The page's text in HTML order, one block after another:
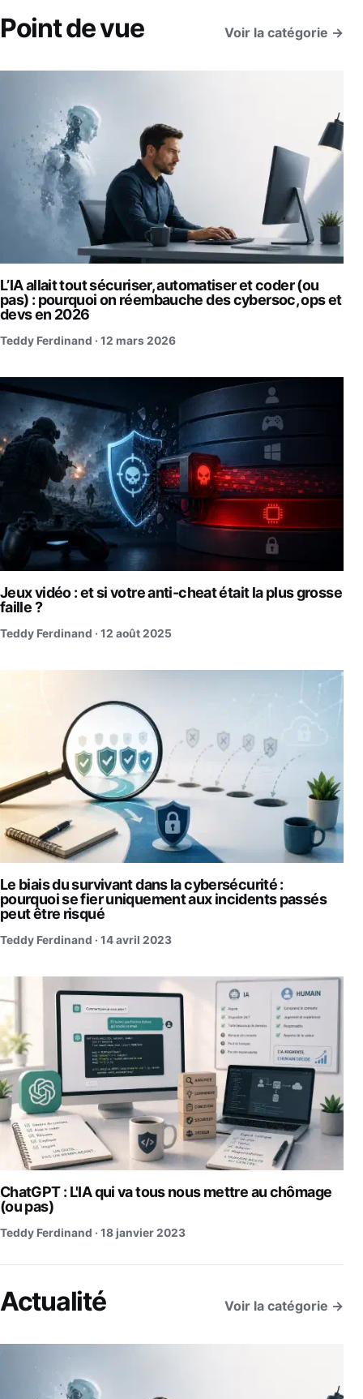
Point de vue Voir la catégorie →
L’IA allait tout sécuriser, automatiser et coder (ou
pas) : pourquoi on réembauche des cybersoc, ops et
devs en 2026
Teddy Ferdinand · 12 mars 2026
Jeux vidéo : et si votre anti-cheat était la plus grosse
faille ?
Teddy Ferdinand · 12 août 2025
Le biais du survivant dans la cybersécurité :
pourquoi se fier uniquement aux incidents passés
peut être risqué
Teddy Ferdinand · 14 avril 2023
ChatGPT : L'IA qui va tous nous mettre au chômage
(ou pas)
Teddy Ferdinand · 18 janvier 2023
Actualité Voir la catégorie →